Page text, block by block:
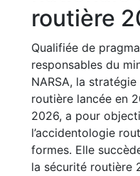
routière
Qualifiée de
responsables du
NARSA, la
routière lancée en
2026, a pour
l’accidentologie
formes. Elle
la sécurité routière